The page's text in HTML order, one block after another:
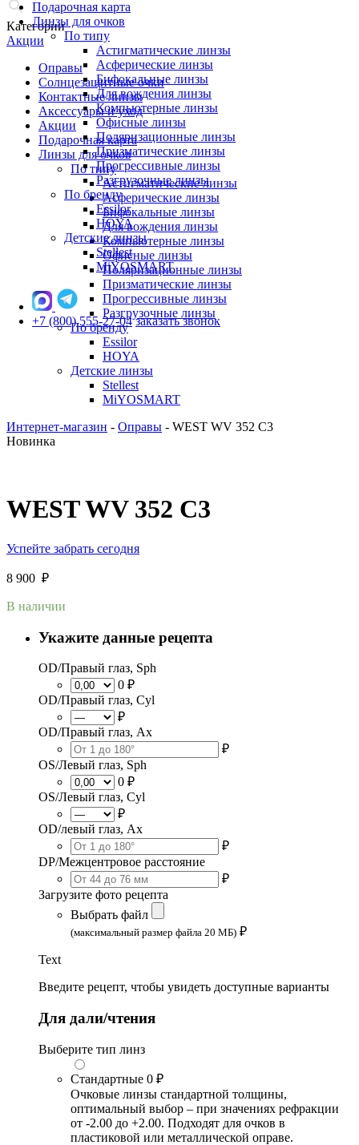
Категории
Акции
Оправы
Солнцезащитные очки
Контактные линзы
Аксессуары и уход
Акции
Подарочная карта
Линзы для очков
По типу
Астигматические линзы
Асферические линзы
Бифокальные линзы
Для вождения линзы
Компьютерные линзы
Офисные линзы
Поляризационные линзы
Призматические линзы
Прогрессивные линзы
Разгрузочные линзы
По бренду
Essilor
HOYA
Детские линзы
Stellest
MiYOSMART
Подарочная карта
Линзы для очков
По типу
Астигматические линзы
Асферические линзы
Бифокальные линзы
Для вождения линзы
Компьютерные линзы
Офисные линзы
Поляризационные линзы
Призматические линзы
Прогрессивные линзы
Разгрузочные линзы
По бренду
Essilor
HOYA
Детские линзы
Stellest
MiYOSMART
+7 (800) 555-27-04 заказать звонок
Интернет-магазин - Оправы - WEST WV 352 C3
Новинка
WEST WV 352 C3
Успейте забрать сегодня
8 900 ₽
В наличии
Укажите данные рецепта
OD/Правый глаз, Sph
0 ₽
OD/Правый глаз, Cyl
₽
OD/Правый глаз, Ax
₽
OS/Левый глаз, Sph
0 ₽
OS/Левый глаз, Cyl
₽
OD/левый глаз, Ax
₽
DP/Межцентровое расстояние
₽
Загрузите фото рецепта
Выбрать файл
(максимальный размер файла 20 МБ) ₽
Text
Введите рецепт, чтобы увидеть доступные варианты
Для дали/чтения
Выберите тип линз
Стандартные 0 ₽
Очковые линзы стандартной толщины,
оптимальный выбор – при значениях рефракции
от -2.00 до +2.00. Подходят для очков в
пластиковой или металлической оправе.